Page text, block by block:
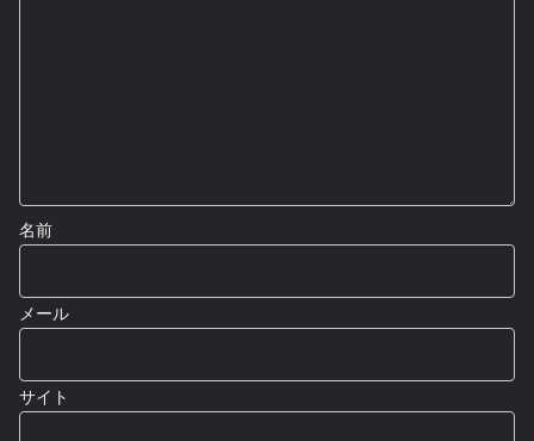
名前
メール
サイト